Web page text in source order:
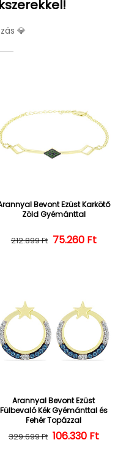
💎
Bevont Ezüst Karkötő
Zöld Gyémánttal
Normál ár
212.899 Ft 75.260 Ft
Arannyal Bevont Ezüst
Fülbevaló Kék Gyémánttal és
Fehér Topázzal
Normál ár
329.699 Ft 106.330 Ft